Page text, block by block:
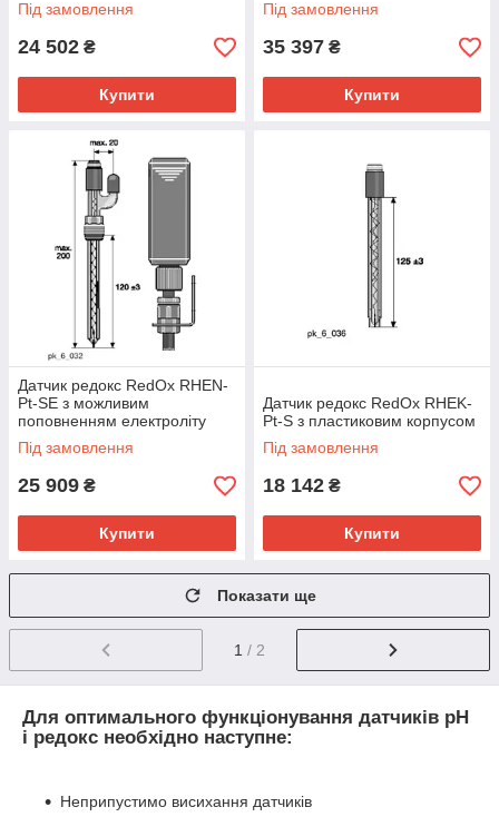
Під замовлення
24 502 ₴
Купити
Під замовлення
35 397 ₴
Купити
Датчик редокс RedOx RHEN-
Pt-SE з можливим
поповненням електроліту
Під замовлення
25 909 ₴
Купити
Датчик редокс RedOx RHEK-
Pt-S з пластиковим корпусом
Під замовлення
18 142 ₴
Купити
Показати ще
1 / 2
Для оптимального функціонування датчиків pH
і редокс необхідно наступне:
Неприпустимо висихання датчиків